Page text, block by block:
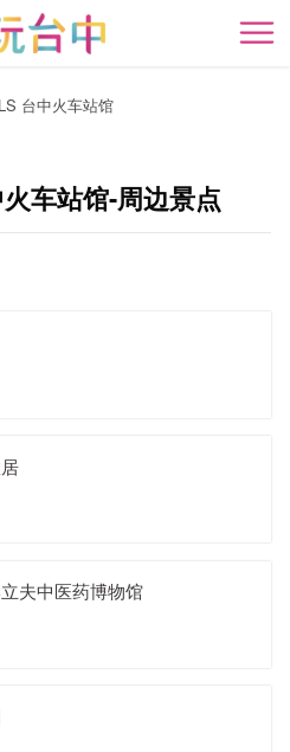
开
台中火车站馆
车站馆-周边景点
夫中医药博物馆